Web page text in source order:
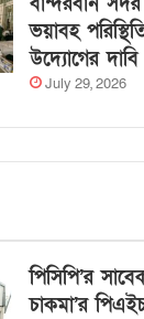
ভয়াবহ
উদ্যোগের দাবি
July 29, 2026
পিসিপি’র
চাকমা’র